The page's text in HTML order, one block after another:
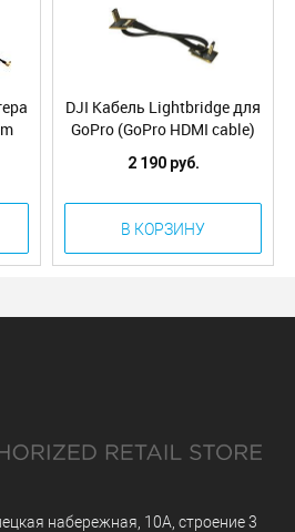
DJI Кабель Lightbridge для
GoPro (GoPro HDMI cable)
(Part10)
2 190 руб.
В КОРЗИНУ
набережная, 10А, строение 3